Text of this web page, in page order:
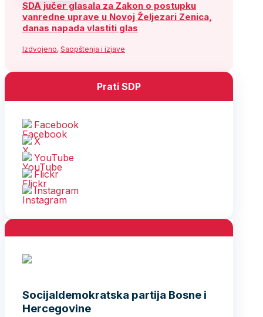
SDA jučer glasala za Zakon o postupku
vanredne uprave u Novoj Željezari Zenica,
danas napada vlastiti glas
Izdvojeno, Saopštenja i izjave
Prati SDP
Facebook
X
YouTube
Flickr
Instagram
Socijaldemokratska partija Bosne i
Hercegovine